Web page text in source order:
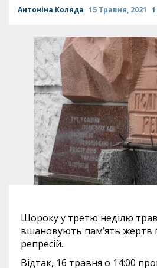
Антоніна Коляда 15 Травня, 2021
Щороку у третю неділю
вшановують пам’ять жертв
репресій.
Відтак, 16 травня о 14:00